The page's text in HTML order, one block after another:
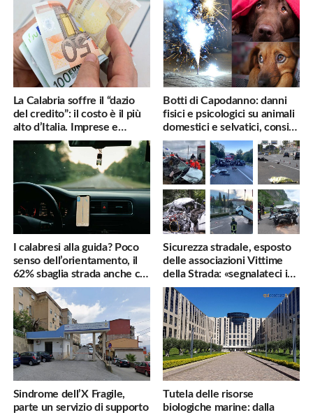
La Calabria soffre il “dazio
del credito”: il costo è il più
alto d’Italia. Imprese e
famiglie penalizzate
Botti di Capodanno: danni
fisici e psicologici su animali
domestici e selvatici, consigli
utili
I calabresi alla guida? Poco
senso dell’orientamento, il
62% sbaglia strada anche col
navigatore
Sicurezza stradale, esposto
delle associazioni Vittime
della Strada: «segnalateci i
pericoli, interverremo
subito»
Sindrome dell’X Fragile,
parte un servizio di supporto
Tutela delle risorse
biologiche marine: dalla